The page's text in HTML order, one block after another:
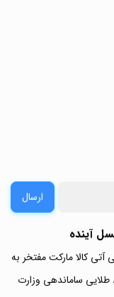
ارسال
آینده
آتی کالا مارکت مفتخر به
طلایی ساماندهی وزارت